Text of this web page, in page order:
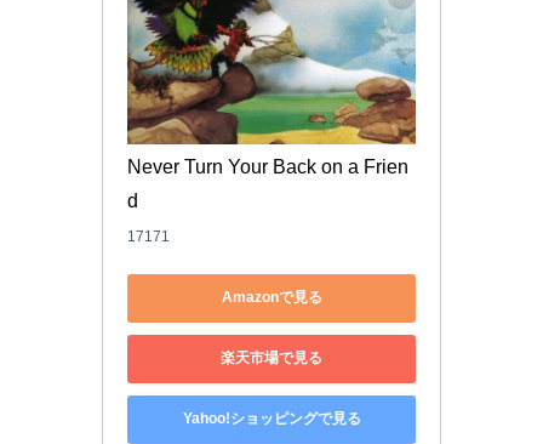
Never Turn Your Back on a Frien
d
17171
Amazonで見る
楽天市場で見る
Yahoo!ショッピングで見る